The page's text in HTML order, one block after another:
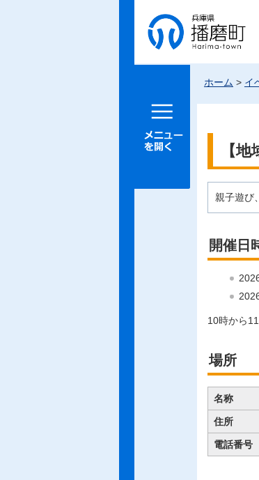
兵庫県 播
磨町
メニュー
ホーム > イ
【
親子遊び
開催日
10時から
場所
名称
住所
電話番号